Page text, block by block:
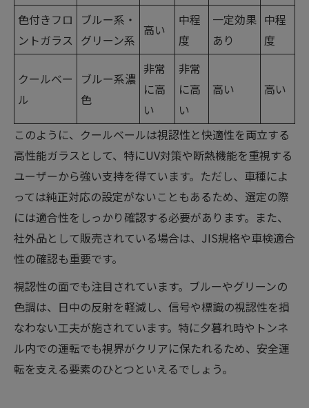
色付きフロ
ントガラス
ブルー系・
グリーン系
高い
中程
度
一定効果
あり
中程
度
クールベー
ル
ブルー系濃
色
非常
に高
い
非常
に高
い
高い 高い
このように、クールベールは視認性と快適性を両立する
高性能ガラスとして、特にUV対策や断熱機能を重視する
ユーザーから強い支持を得ています。ただし、車種によ
っては純正対応の設定がないこともあるため、選定の際
には適合性をしっかり確認する必要があります。また、
社外品として販売されている場合は、JIS規格や車検適合
性の確認も重要です。
視認性の面でも注目されています。ブルーやグリーンの
色調は、日中の反射を軽減し、信号や標識の視認性を損
なわない工夫が施されています。特に夕暮れ時やトンネ
ル内での運転でも視界がクリアに保たれるため、安全運
転を支える要素のひとつといえるでしょう。